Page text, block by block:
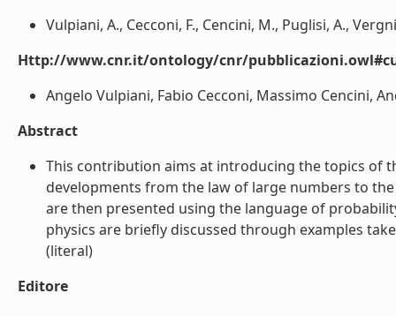
Vulpiani, A., Cecconi, F., Cencini, M., Puglisi, A.,
Http://www.cnr.it/ontology/cnr/
Angelo Vulpiani, Fabio Cecconi, Massimo Cencini,
Abstract
This contribution aims at introducing the topics of
developments from the law of large numbers to
are then presented using the language of
physics are briefly discussed through examples
(literal)
Editore